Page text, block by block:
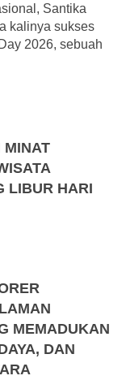
Santika
kalinya sukses
2026, sebuah
MINAT
LIBUR HARI
MEMADUKAN
DAN